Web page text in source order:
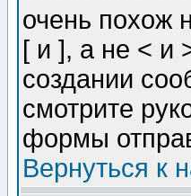
очень похож
[ и ], а не < и
создании
смотрите
формы
Вернуться к